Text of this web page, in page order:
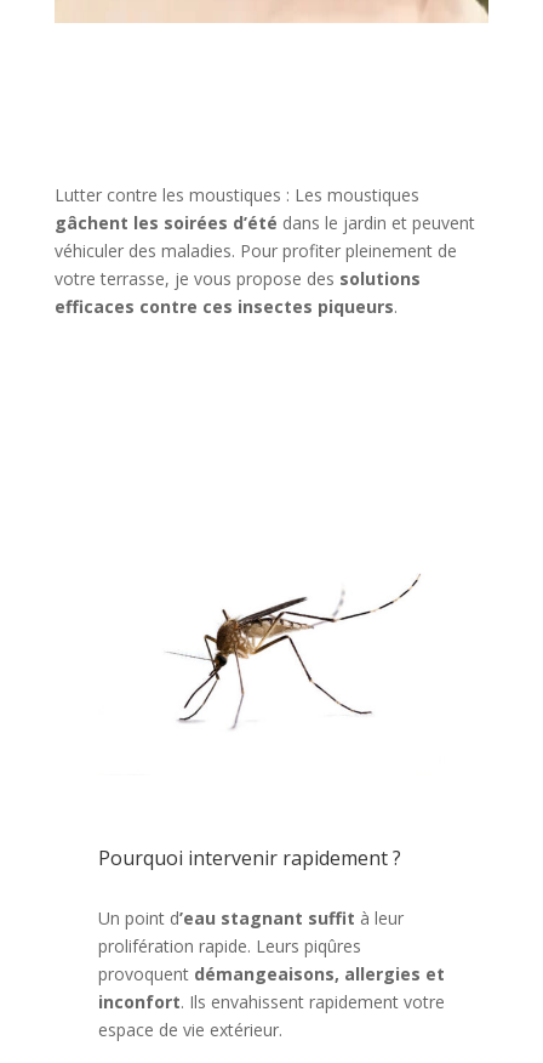
Lutter contre les moustiques : Les moustiques
gâchent les soirées d’été dans le jardin et peuvent
véhiculer des maladies. Pour profiter pleinement de
votre terrasse, je vous propose des solutions
efficaces contre ces insectes piqueurs.
Pourquoi intervenir rapidement ?
Un point d’eau stagnant suffit à leur
prolifération rapide. Leurs piqûres
provoquent démangeaisons, allergies et
inconfort. Ils envahissent rapidement votre
espace de vie extérieur.